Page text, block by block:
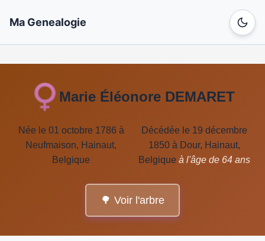
Ma Genealogie
Marie Éléonore DEMARET
Née le 01 octobre 1786 à
Neufmaison, Hainaut,
Belgique
Décédée le 19 décembre
1850 à Dour, Hainaut,
Belgique à l'âge de 64 ans
🌳 Voir l'arbre